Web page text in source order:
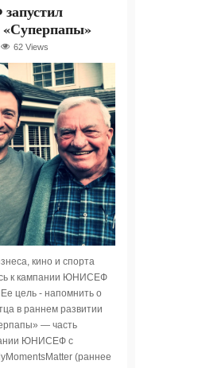
62 Views
кино и спорта
к кампании ЮНИСЕФ
цель - напомнить о
в раннем развитии
— часть
ЮНИСЕФ с
(раннее